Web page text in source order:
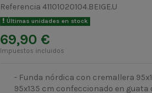
Referencia 41101020104.BEIGE.U
Últimas unidades en stock
69,90 €
Impuestos incluidos
- Funda nórdica con cremallera
95x135 cm confeccionado en